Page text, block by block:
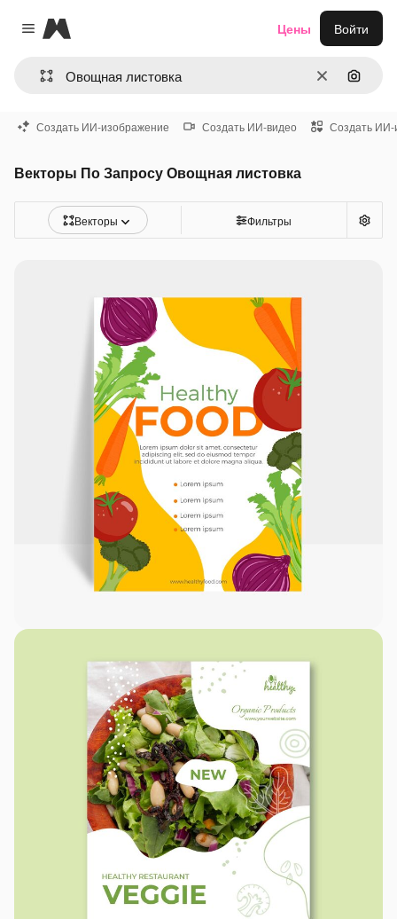
Close menu
Magnific
ОчиститьПоиск
Цены Войти
Создать ИИ-изображение Создать ИИ-видео Создать ИИ-
Векторы По Запросу Овощная листовка
Векторы Фильтры